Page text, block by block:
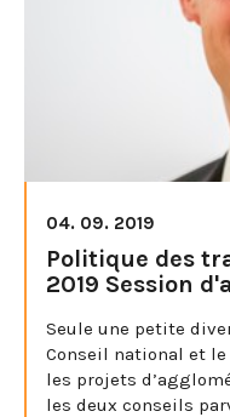
04. 09. 2019
Politique des
2019 Session
Seule une petite
Conseil national et
les projets
les deux conseils